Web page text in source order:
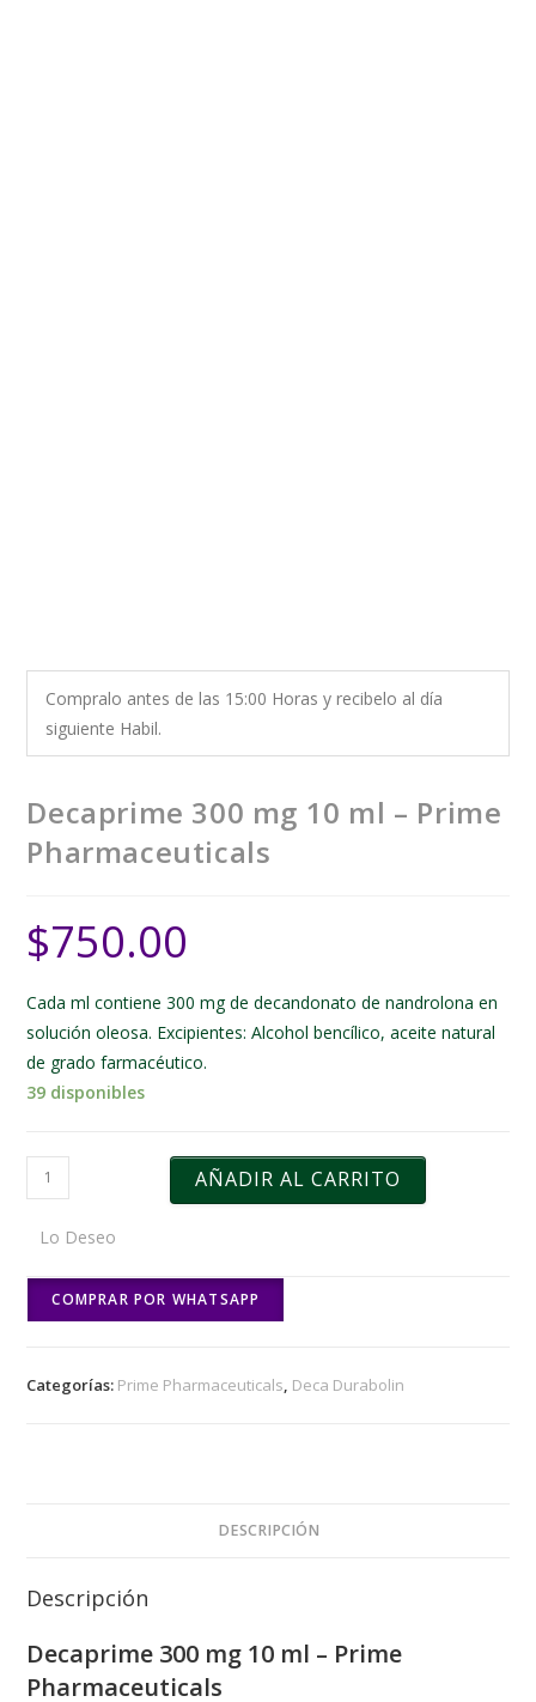
Compralo antes de las 15:00 Horas y recibelo al día
siguiente Habil.
Decaprime 300 mg 10 ml – Prime
Pharmaceuticals
$750.00
Cada ml contiene 300 mg de decandonato de nandrolona en
solución oleosa. Excipientes: Alcohol bencílico, aceite natural
de grado farmacéutico.
39 disponibles
AÑADIR AL CARRITO
Lo Deseo
COMPRAR POR WHATSAPP
Categorías: Prime Pharmaceuticals Deca Durabolin
DESCRIPCIÓN
Descripción
Decaprime 300 mg 10 ml – Prime
Pharmaceuticals